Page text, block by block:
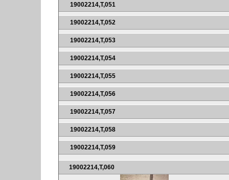
19002214,T,051
19002214,T,052
19002214,T,053
19002214,T,054
19002214,T,055
19002214,T,056
19002214,T,057
19002214,T,058
19002214,T,059
19002214,T,060